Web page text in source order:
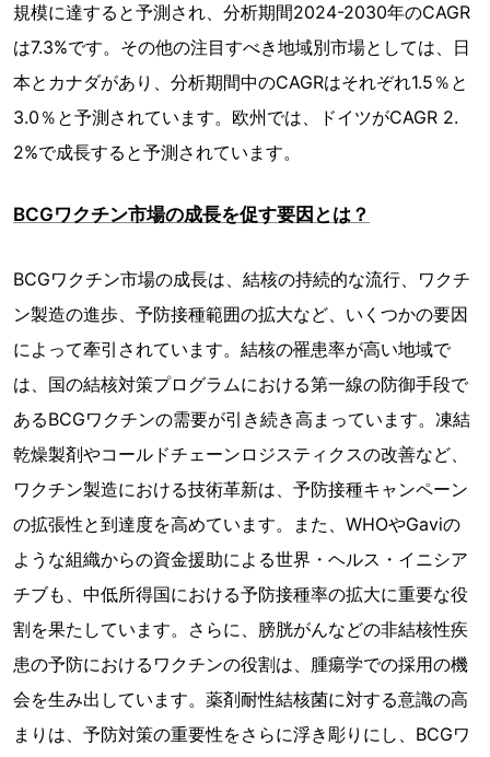
規模に達すると予測され、分析期間2024-2030年のCAGR
は7.3%です。その他の注目すべき地域別市場としては、日
本とカナダがあり、分析期間中のCAGRはそれぞれ1.5％と
3.0％と予測されています。欧州では、ドイツがCAGR 2.
2%で成長すると予測されています。
BCGワクチン市場の成長を促す要因とは？
BCGワクチン市場の成長は、結核の持続的な流行、ワクチ
ン製造の進歩、予防接種範囲の拡大など、いくつかの要因
によって牽引されています。結核の罹患率が高い地域で
は、国の結核対策プログラムにおける第一線の防御手段で
あるBCGワクチンの需要が引き続き高まっています。凍結
乾燥製剤やコールドチェーンロジスティクスの改善など、
ワクチン製造における技術革新は、予防接種キャンペーン
の拡張性と到達度を高めています。また、WHOやGaviの
ような組織からの資金援助による世界・ヘルス・イニシア
チブも、中低所得国における予防接種率の拡大に重要な役
割を果たしています。さらに、膀胱がんなどの非結核性疾
患の予防におけるワクチンの役割は、腫瘍学での採用の機
会を生み出しています。薬剤耐性結核菌に対する意識の高
まりは、予防対策の重要性をさらに浮き彫りにし、BCGワ